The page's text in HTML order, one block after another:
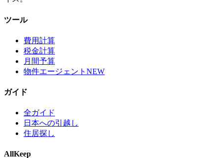
ツール
費用計算
税金計算
月間予算
物件エージェント NEW
ガイド
全ガイド
日本への引越し
住居探し
AllKeep